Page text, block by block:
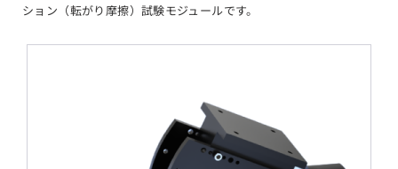
ション（転がり摩擦）試験モジュールです。